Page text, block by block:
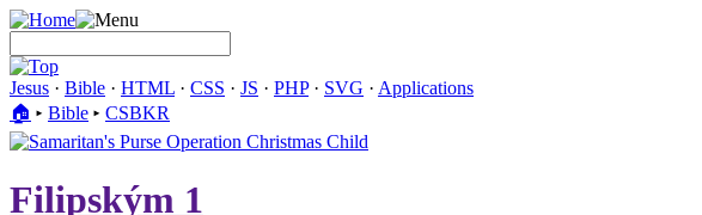
Jesus · Bible · HTML · CSS · JS · PHP· SVG · Applications
🏠︎ ▸ Bible ▸ CSBKR
Filipským 1